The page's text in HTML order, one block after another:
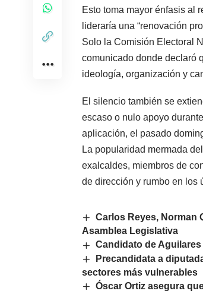
Esto toma mayor énfasis al
lideraría una “renovación
Solo la Comisión Electoral
comunicado donde declaró
ideología, organización y
El silencio también se
escaso o nulo apoyo
aplicación, el pasado
La popularidad mermada
exalcaldes, miembros de
de dirección y rumbo en los
Carlos Reyes, Norman
Asamblea Legislativa
Candidato de
Precandidata a
sectores más vulnerables
Óscar Ortiz asegura